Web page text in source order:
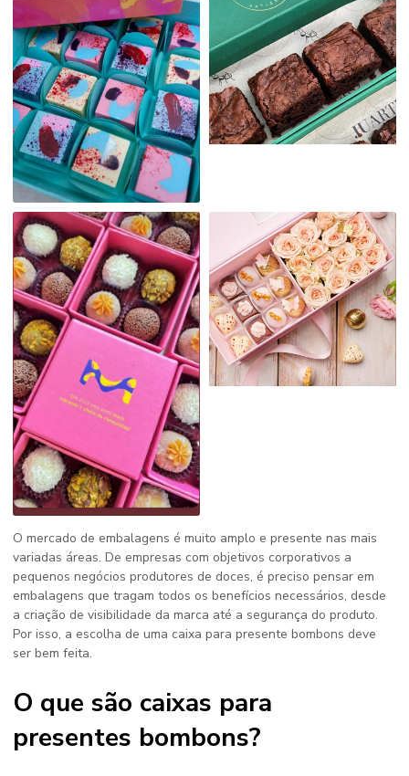
O mercado de embalagens é muito amplo e presente nas mais
variadas áreas. De empresas com objetivos corporativos a
pequenos negócios produtores de doces, é preciso pensar em
embalagens que tragam todos os benefícios necessários, desde
a criação de visibilidade da marca até a segurança do produto.
Por isso, a escolha de uma caixa para presente bombons deve
ser bem feita.
O que são caixas para
presentes bombons?